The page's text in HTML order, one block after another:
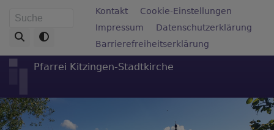
zum
Inhalt
Suche Fußbereichsmenü
Kontakt
Cookie-Einstellungen
Impressum
Datenschutzerklärung
Barrierefreiheitserklärung
Pfarrei Kitzingen-Stadtkirche